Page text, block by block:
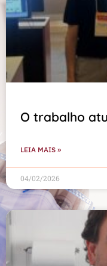
O trabalho
LEIA MAIS »
04/02/2026